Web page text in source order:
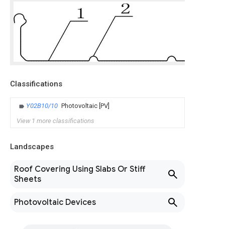
Classifications
Y02B10/10 Photovoltaic [PV]
View 1 more classifications
Landscapes
Roof Covering Using Slabs Or Stiff
Sheets
Photovoltaic Devices